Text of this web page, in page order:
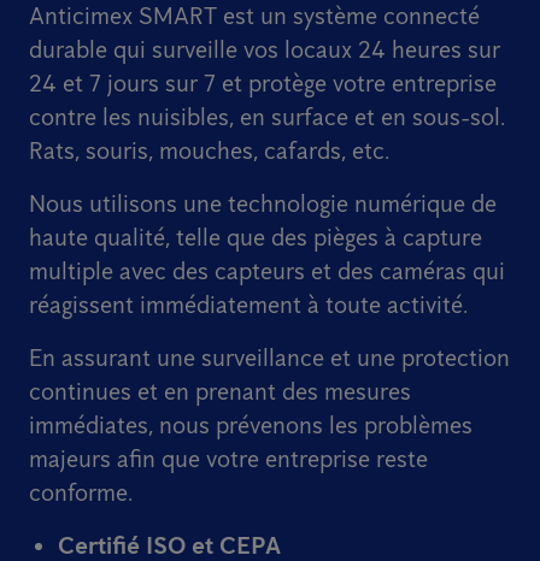
Anticimex SMART est un système connecté
durable qui surveille vos locaux 24 heures sur
24 et 7 jours sur 7 et protège votre entreprise
contre les nuisibles, en surface et en sous-sol.
Rats, souris, mouches, cafards, etc.
Nous utilisons une technologie numérique de
haute qualité, telle que des pièges à capture
multiple avec des capteurs et des caméras qui
réagissent immédiatement à toute activité.
En assurant une surveillance et une protection
continues et en prenant des mesures
immédiates, nous prévenons les problèmes
majeurs afin que votre entreprise reste
conforme.
Certifié ISO et CEPA